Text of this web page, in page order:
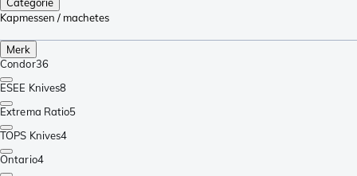
Kapmessen / machetes
Merk
Condor36
ESEE Knives8
Extrema Ratio5
TOPS Knives4
Ontario4